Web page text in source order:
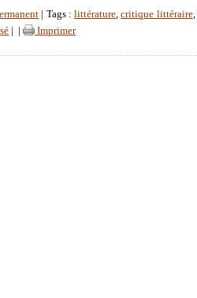
| Tags :littérature,critique littéraire,
Imprimer